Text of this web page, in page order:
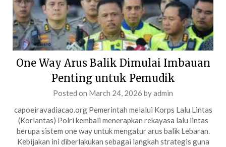
One Way Arus Balik Dimulai Imbauan
Penting untuk Pemudik
Posted on March 24, 2026 byadmin
capoeiravadiacao.org Pemerintah melalui Korps Lalu Lintas
(Korlantas) Polri kembali menerapkan rekayasa lalu lintas
berupa sistem one way untuk mengatur arus balik Lebaran.
Kebijakan ini diberlakukan sebagai langkah strategis guna